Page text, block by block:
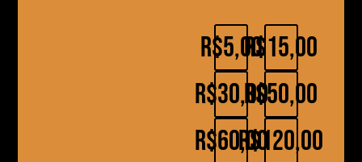
R$5,00
R$30,00
R$60,00
R$15,00
R$50,00
R$120,00